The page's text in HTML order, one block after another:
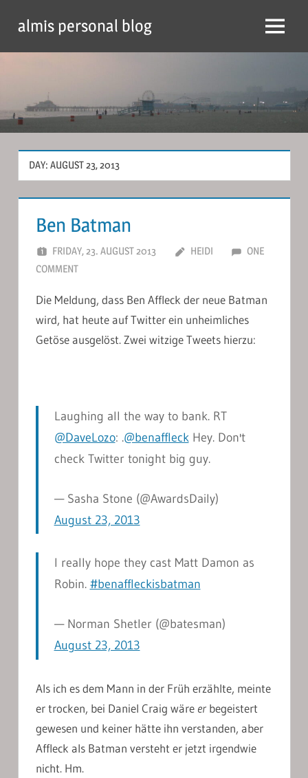
content
almis personal blog Menu
DAY: AUGUST 23, 2013
Ben Batman
FRIDAY, 23. AUGUST 2013 HEIDI
ONE
COMMENT
Die Meldung, dass Ben Affleck der neue Batman
wird, hat heute auf Twitter ein unheimliches
Getöse ausgelöst. Zwei witzige Tweets hierzu:
Laughing all the way to bank. RT
@DaveLozo: .@benaffleckHey. Don't
check Twitter tonight big guy.
— Sasha Stone (@AwardsDaily)
August 23, 2013
I really hope they cast Matt Damon as
Robin. #benaffleckisbatman
— Norman Shetler (@batesman)
August 23, 2013
Als ich es dem Mann in der Früh erzählte, meinte
er trocken, bei Daniel Craig wäre er begeistert
gewesen und keiner hätte ihn verstanden, aber
Affleck als Batman versteht er jetzt irgendwie
nicht. Hm.